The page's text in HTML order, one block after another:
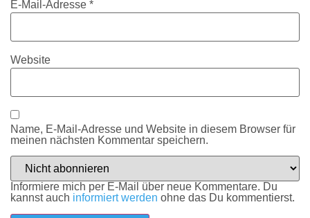
E-Mail-Adresse *
Website
Name, E-Mail-Adresse und Website in diesem Browser für
meinen nächsten Kommentar speichern.
Informiere mich per E-Mail über neue Kommentare. Du
kannst auch informiert werden ohne das Du kommentierst.